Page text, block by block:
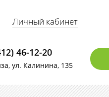
Личный кабинет
46-12-20
ул. Калинина, 135